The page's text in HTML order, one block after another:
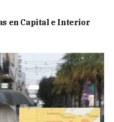
en Capital e Interior